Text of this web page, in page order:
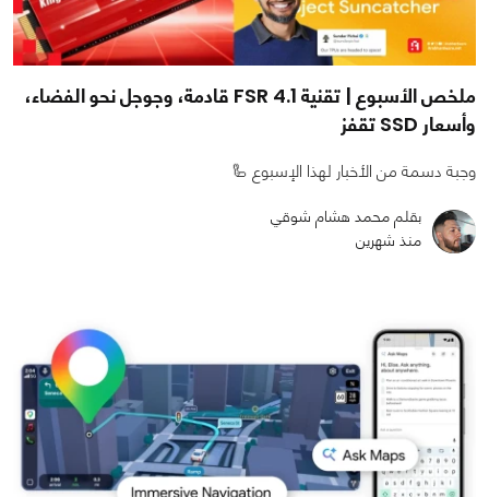
ملخص الأسبوع | تقنية FSR 4.1 قادمة، وجوجل نحو الفضاء،
وأسعار SSD تقفز
وجبة دسمة من الأخبار لهذا الإسبوع 🦾
بقلم محمد هشام شوقي
منذ شهرين